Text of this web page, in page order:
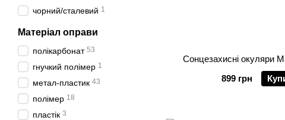
Сонцезахисні окуляри
899 грн
чорний/сталевий 1
Матеріал оправи
полікарбонат 53
гнучкий полімер 1
метал-пластик 43
полімер 18
пластік 3